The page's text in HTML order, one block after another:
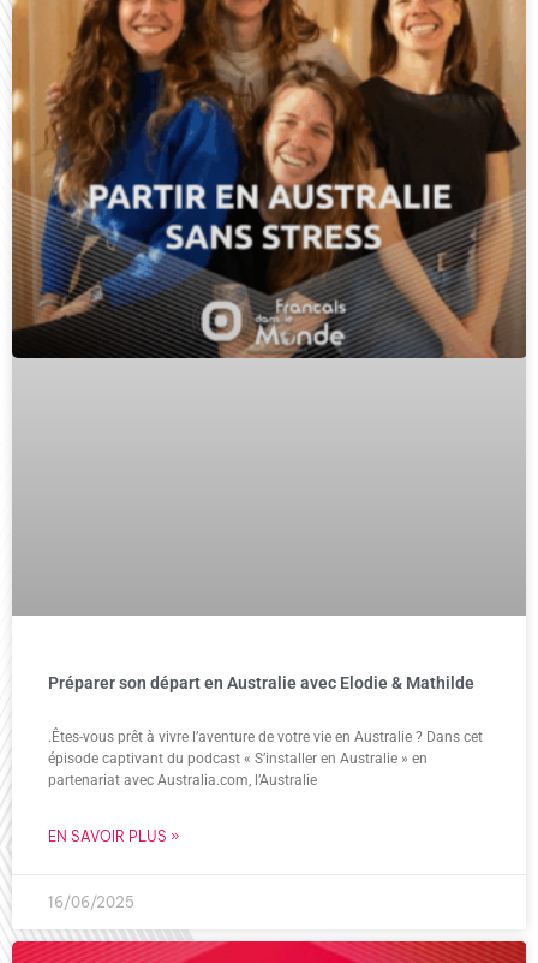
Préparer son départ en Australie avec Elodie & Mathilde
.Êtes-vous prêt à vivre l’aventure de votre vie en Australie ? Dans cet
épisode captivant du podcast « S’installer en Australie » en
partenariat avec Australia.com, l’Australie
EN SAVOIR PLUS »
16/06/2025